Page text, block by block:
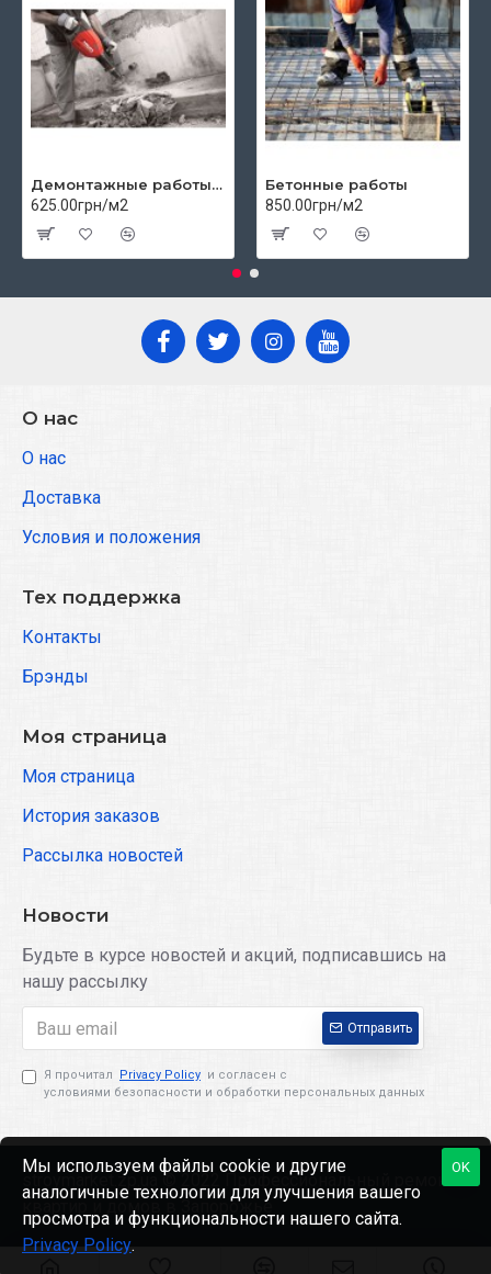
Демонтажные работы цены
625.00грн/м2
Бетонные работы
850.00грн/м2
О нас
О нас
Доставка
Условия и положения
Тех поддержка
Контакты
Брэнды
Моя страница
Моя страница
История заказов
Рассылка новостей
Новости
Будьте в курсе новостей и акций, подписавшись на
нашу рассылку
Отправить
Я прочитал Privacy Policy и согласен с
условиями безопасности и обработки персональных данных
stroymarket.zp.ua © 2022 Профессиональный ремонт
квартир и домов в Запорожье
OK
Мы используем файлы cookie и другие
аналогичные технологии для улучшения вашего
просмотра и функциональности нашего сайта.
Privacy Policy.